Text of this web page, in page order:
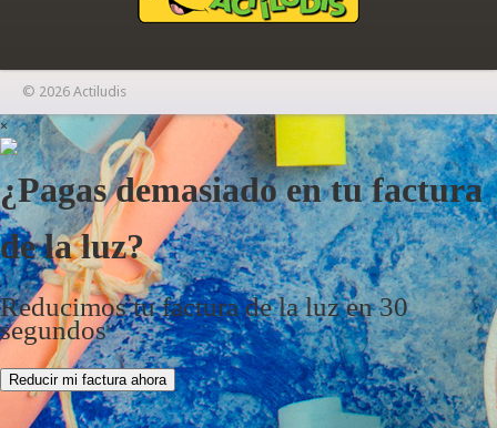
© 2026 Actiludis
×
¿Pagas demasiado en tu factura
de la luz?
Reducimos tu factura de la luz en 30
segundos
Reducir mi factura ahora